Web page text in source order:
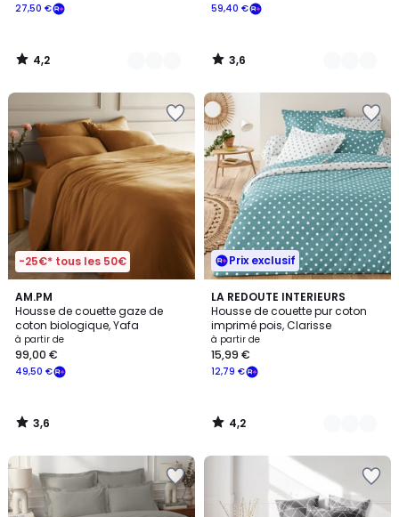
27,50 €
4,2
/
59,40 €
3,6
/
-25€* tous les 50€
AM.PM
Housse de couette gaze de
coton biologique, Yafa
à partir de
49,50 €
99,00 €
3,6
/ 5
3,6
/
Prix exclusif
LA REDOUTE INTERIEURS
Housse de couette pur coton
imprimé pois, Clarisse
à partir de
12,79 €
15,99 €
4,2
/ 5
5
Couleurs
4,2
/